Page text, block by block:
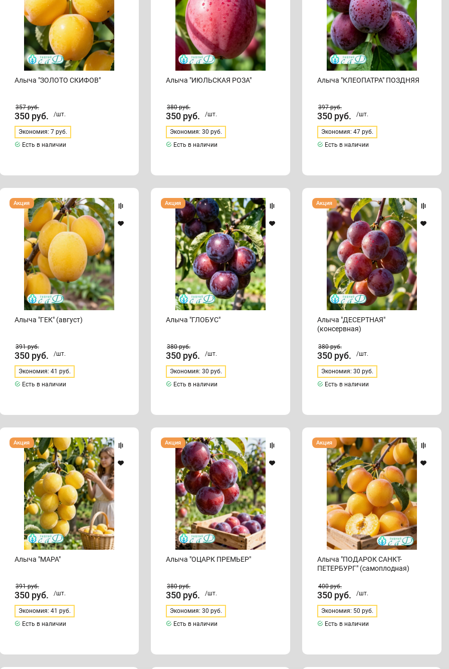
Алыча "ЗОЛОТО СКИФОВ"
357руб.
350 руб. /шт.
Экономия: 7 руб.
Есть в наличии
Алыча "ИЮЛЬСКАЯ РОЗА"
380руб.
350 руб. /шт.
Экономия: 30 руб.
Есть в наличии
Алыча "КЛЕОПАТРА" ПОЗДНЯЯ
397руб.
350 руб. /шт.
Экономия: 47 руб.
Есть в наличии
Алыча
"ГЕК"
(август)
Алыча "ГЕК" (август)
Акция
391руб.
350 руб. /шт.
Экономия: 41 руб.
Есть в наличии
Алыча
"ГЛОБУС"
Алыча "ГЛОБУС"
Акция
380руб.
350 руб. /шт.
Экономия: 30 руб.
Есть в наличии
Алыча
"ДЕСЕРТНАЯ"
(консервная)
Алыча "ДЕСЕРТНАЯ"
(консервная)
Акция
380руб.
350 руб. /шт.
Экономия: 30 руб.
Есть в наличии
Алыча
"МАРА"
Алыча "МАРА"
Акция
391руб.
350 руб. /шт.
Экономия: 41 руб.
Есть в наличии
Алыча
"ОЦАРК
ПРЕМЬЕР"
Алыча "ОЦАРК ПРЕМЬЕР"
Акция
380руб.
350 руб. /шт.
Экономия: 30 руб.
Есть в наличии
Алыча
"ПОДАРОК
САНКТ-
ПЕТЕРБУРГ"
(самоплодная)
Алыча "ПОДАРОК САНКТ-
ПЕТЕРБУРГ" (самоплодная)
Акция
400руб.
350 руб. /шт.
Экономия: 50 руб.
Есть в наличии